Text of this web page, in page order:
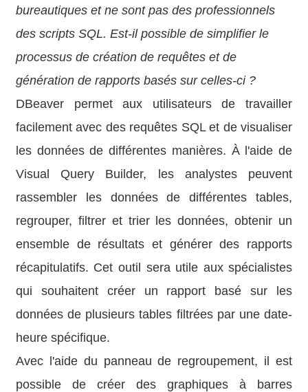
bureautiques et ne sont pas des professionnels
des scripts SQL. Est-il possible de simplifier le
processus de création de requêtes et de
génération de rapports basés sur celles-ci ?
DBeaver permet aux utilisateurs de travailler
facilement avec des requêtes SQL et de visualiser
les données de différentes manières. À l'aide de
Visual Query Builder, les analystes peuvent
rassembler les données de différentes tables,
regrouper, filtrer et trier les données, obtenir un
ensemble de résultats et générer des rapports
récapitulatifs. Cet outil sera utile aux spécialistes
qui souhaitent créer un rapport basé sur les
données de plusieurs tables filtrées par une date-
heure spécifique.
Avec l'aide du panneau de regroupement, il est
possible de créer des graphiques à barres